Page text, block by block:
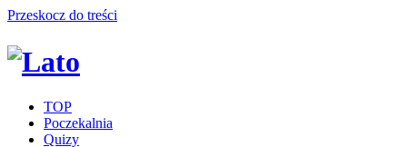
Przeskocz do treści
TOP
Poczekalnia
Quizy